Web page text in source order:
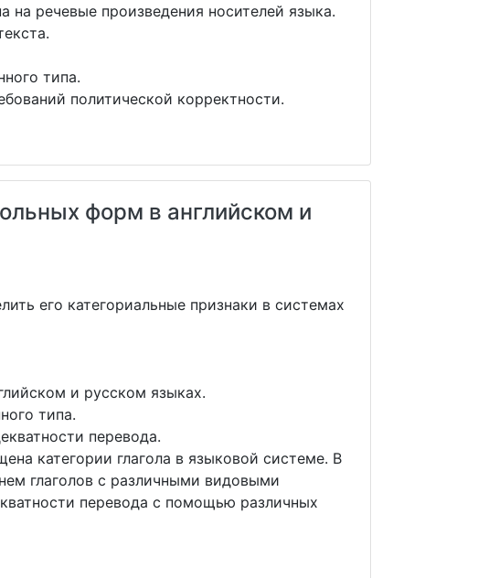
на речевые произведения носителей языка.
типа.
политической корректности.
форм в английском и
его категориальные признаки в системах
и русском языках.
типа.
перевода.
категории глагола в языковой системе. В
глаголов с различными видовыми
перевода с помощью различных